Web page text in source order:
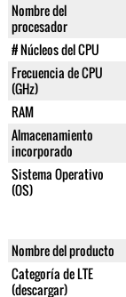
Nombre del
procesador
# Núcleos del CPU
Frecuencia de CPU
(GHz)
RAM
Almacenamiento
incorporado
Sistema Operativo
(OS)
Nombre del producto
Categoría de LTE
(descargar)